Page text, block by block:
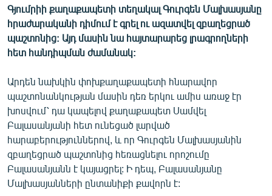
ԿՈՐՈՆԱՎԻՐՈՒՍ
ԱՐԽԻՎ
ՏԵՍԱՆՅՈՒԹԵՐ
ՁԳՏԵԼՈՎ ԼԱՎԱԳՈՒՅՆԻՆ
ՓՈԴՔԱՍԹ
Հայերեն
English
Русский
Գյումրիի քաղաքապետի տեղակալ Գուրգեն Մալխասյանը
հրաժարականի դիմում է գրել ու ազատվել զբաղեցրած
պաշտոնից: Այդ մասին նա հայտարարեց լրագրողների
հետ հանդիպման ժամանակ:
Արդեն նախկին փոխքաղաքապետի հնարավոր
պաշտոնանկության մասին դեռ երկու ամիս առաջ էր
խոսվում՝ դա կապելով քաղաքապետ Սամվել
Բալասանյանի հետ ունեցած լարված
հարաբերություններով, և որ Գուրգեն Մալխասյանին
զբաղեցրած պաշտոնից հեռացնելու որոշումը
Բալասանյանն է կայացրել: Ի դեպ, Բալասանյանը
Մալխասյանների ընտանիքի քավորն է: